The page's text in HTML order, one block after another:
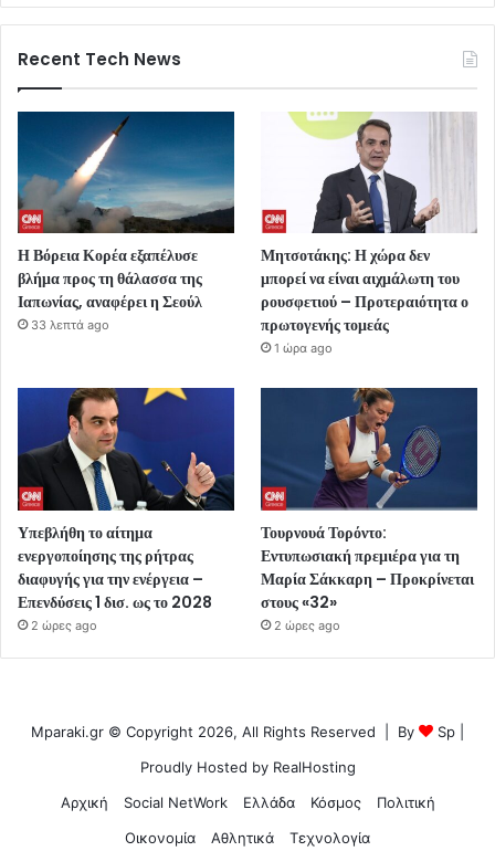
Recent Tech News
Η Βόρεια Κορέα εξαπέλυσε
βλήμα προς τη θάλασσα της
Ιαπωνίας, αναφέρει η Σεούλ
33 λεπτά ago
Μητσοτάκης: Η χώρα δεν
μπορεί να είναι αιχμάλωτη του
ρουσφετιού – Προτεραιότητα ο
πρωτογενής τομεάς
1 ώρα ago
Υπεβλήθη το αίτημα
ενεργοποίησης της ρήτρας
διαφυγής για την ενέργεια –
Επενδύσεις 1 δισ. ως το 2028
2 ώρες ago
Τουρνουά Τορόντο:
Εντυπωσιακή πρεμιέρα για τη
Μαρία Σάκκαρη – Προκρίνεται
στους «32»
2 ώρες ago
Mparaki.gr © Copyright 2026, All Rights Reserved | By Sp
Proudly Hosted by RealHosting
Αρχική
Social NetWork Ελλάδα Κόσμος
Πολιτική
Οικονομία
Αθλητικά Τεχνολογία